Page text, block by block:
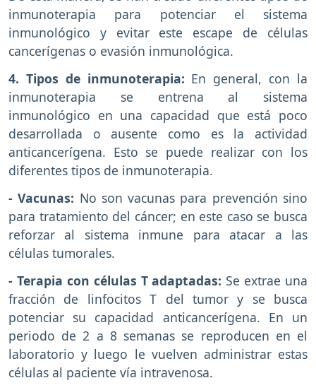
inmunoterapia para potenciar el sistema
inmunológico y evitar este escape de células
cancerígenas o evasión inmunológica.
4. Tipos de inmunoterapia: En general, con la
inmunoterapia se entrena al sistema
inmunológico en una capacidad que está poco
desarrollada o ausente como es la actividad
anticancerígena. Esto se puede realizar con los
diferentes tipos de inmunoterapia.
- Vacunas: No son vacunas para prevención sino
para tratamiento del cáncer; en este caso se busca
reforzar al sistema inmune para atacar a las
células tumorales.
- Terapia con células T adaptadas: Se extrae una
fracción de linfocitos T del tumor y se busca
potenciar su capacidad anticancerígena. En un
periodo de 2 a 8 semanas se reproducen en el
laboratorio y luego le vuelven administrar estas
células al paciente vía intravenosa.